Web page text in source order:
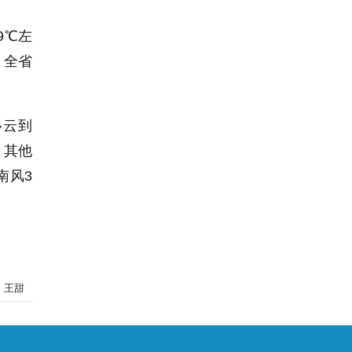
左
省
到
其他
风3
王甜